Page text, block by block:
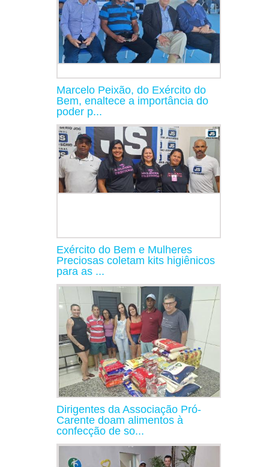
Marcelo Peixão, do Exército do
Bem, enaltece a importância do
poder p...
Exército do Bem e Mulheres
Preciosas coletam kits higiênicos
para as ...
Dirigentes da Associação Pró-
Carente doam alimentos à
confecção de so...